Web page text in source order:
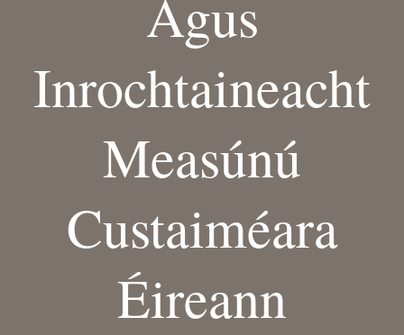
Agus
Inrochtaineacht
Measúnú
Custaiméara
Éireann